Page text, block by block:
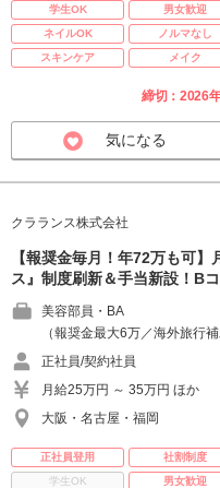
学生OK
男女歓迎
ネイルOK
ノルマなし
スキンケア
メイク
締切：2026
気になる
クラランス株式会社
【報奨金毎月！年72万も可
ス』制度刷新＆手当新設！B
美容部員・BA
（報奨金最大6万／海外旅行
正社員/契約社員
月給25万円 ～ 35万円 ほか
大阪・名古屋・福岡
正社員登用 社割制度
学生OK
男女歓迎